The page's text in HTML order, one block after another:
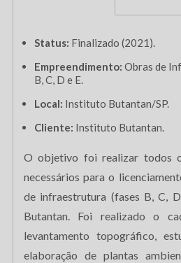
Status: Finalizado (2021).
Empreendimento: Obras de
B, C, D e E.
Local: Instituto Butantan/SP.
Cliente: Instituto Butantan.
O objetivo foi realizar todos
necessários para o
de infraestrutura (fases B, C,
Butantan. Foi realizado o
levantamento topográfico,
elaboração de plantas